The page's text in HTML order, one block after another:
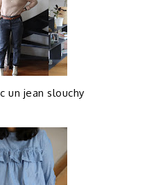
un jean slouchy